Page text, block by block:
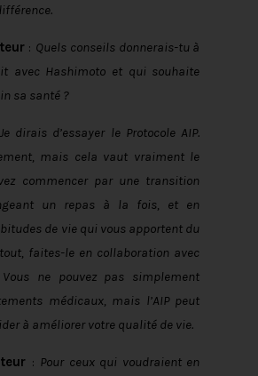
: Quels conseils donnerais-tu à
avec Hashimoto et qui souhaite
sa santé ?
Je dirais d’essayer le Protocole AIP.
mais cela vaut vraiment le
commencer par une transition
un repas à la fois, et en
de vie qui vous apportent du
faites-le en collaboration avec
ne pouvez pas simplement
médicaux, mais l’AIP peut
à améliorer votre qualité de vie.
: Pour ceux qui voudraient en